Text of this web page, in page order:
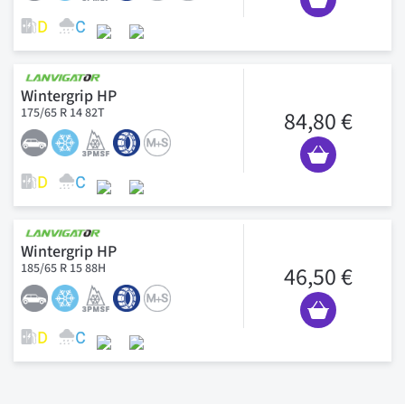
Wintergrip HP
175/65 R 14 82T 84,80 €
Wintergrip HP
185/65 R 15 88H 46,50 €